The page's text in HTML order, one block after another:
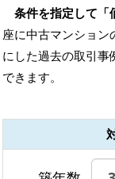
条件を指定して「
座に中古マンショ
にした過去の取引事
できます。